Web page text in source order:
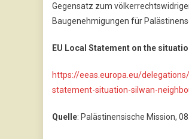
Gegensatz zum
Baugenehmigungen für
EU Local Statement on the
https://eeas.europa.eu/
statement-situation-silwan-
Quelle: Palästinensische Mission,